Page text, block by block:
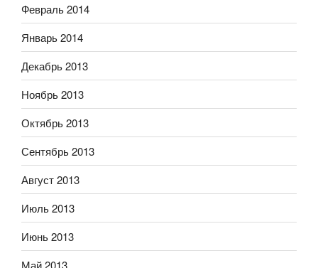
Февраль 2014
Январь 2014
Декабрь 2013
Ноябрь 2013
Октябрь 2013
Сентябрь 2013
Август 2013
Июль 2013
Июнь 2013
Май 2013